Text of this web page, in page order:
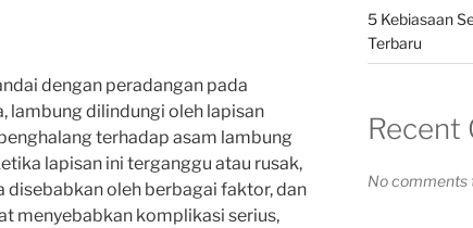
dengan peradangan pada
lambung dilindungi oleh lapisan
terhadap asam lambung
lapisan ini terganggu atau rusak,
disebabkan oleh berbagai faktor, dan
menyebabkan komplikasi serius,
5 Kebiasaan
Terbaru
Recent
No comments